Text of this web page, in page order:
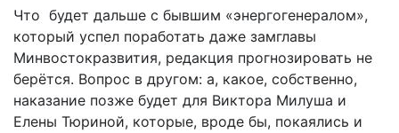
Что будет дальше с бывшим «энергогенералом»,
который успел поработать даже замглавы
Минвостокразвития, редакция прогнозировать не
берётся. Вопрос в другом: а, какое, собственно,
наказание позже будет для Виктора Милуша и
Елены Тюриной, которые, вроде бы, покаялись и